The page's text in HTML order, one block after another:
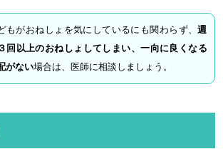
もがおねしょを気にしているにも関わらず、週
回以上のおねしょしてしまい、一向に良くなる
がない場合は、医師に相談しましょう。